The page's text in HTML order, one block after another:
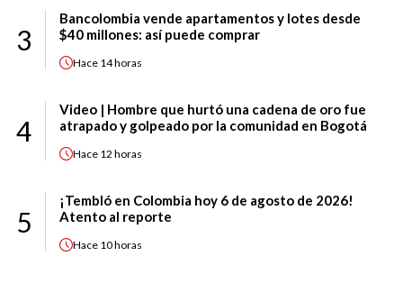
3
Bancolombia vende apartamentos y lotes desde
$40 millones: así puede comprar
Hace 14 horas
4
Video | Hombre que hurtó una cadena de oro fue
atrapado y golpeado por la comunidad en Bogotá
Hace 12 horas
5
¡Tembló en Colombia hoy 6 de agosto de 2026!
Atento al reporte
Hace 10 horas